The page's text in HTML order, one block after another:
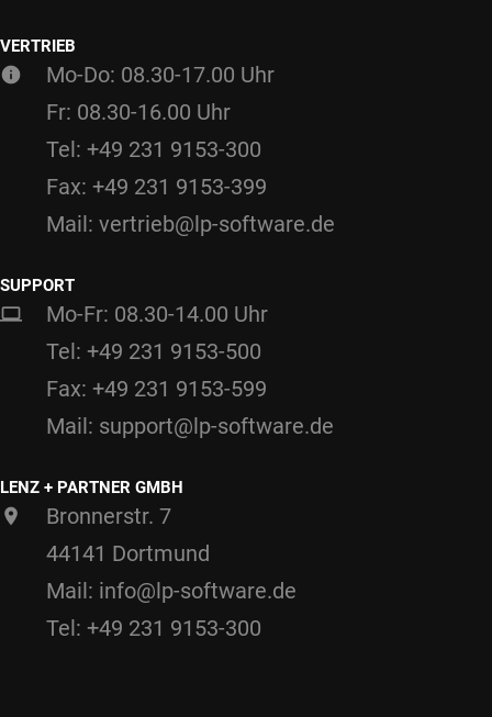
VERTRIEB
Mo-Do: 08.30-17.00 Uhr
Fr: 08.30-16.00 Uhr
Tel: +49 231 9153-300
Fax: +49 231 9153-399
Mail: vertrieb@lp-software.de
SUPPORT
Mo-Fr: 08.30-14.00 Uhr
Tel: +49 231 9153-500
Fax: +49 231 9153-599
Mail: support@lp-software.de
LENZ + PARTNER GMBH
Bronnerstr. 7
44141 Dortmund
Mail: info@lp-software.de
Tel: +49 231 9153-300